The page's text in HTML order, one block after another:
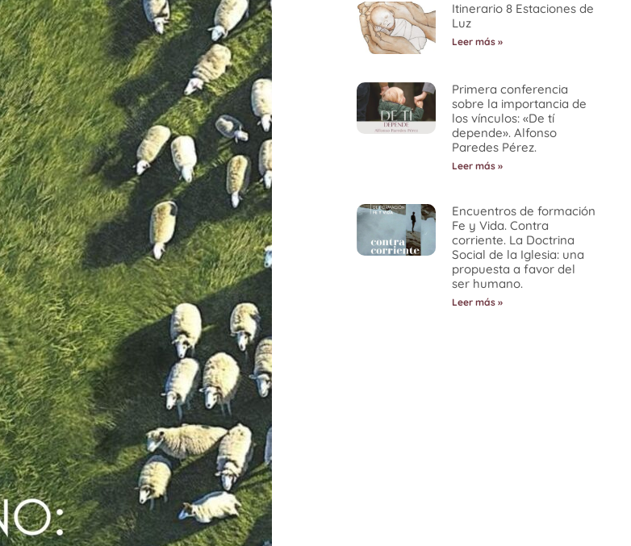
Itinerario 8 Estaciones de
Luz
Leer más »
Primera conferencia
sobre la importancia de
los vínculos: «De tí
depende». Alfonso
Paredes Pérez.
Leer más »
Encuentros de formación
Fe y Vida. Contra
corriente. La Doctrina
Social de la Iglesia: una
propuesta a favor del
ser humano.
Leer más »